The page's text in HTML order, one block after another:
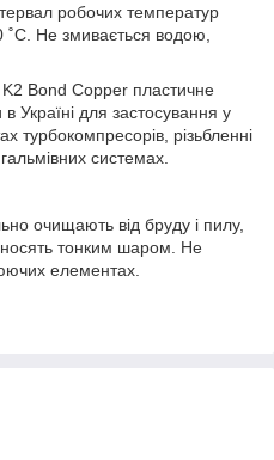
робочих температур
Не змивається водою,
K2 Bond Copper пластичне
Україні для застосування у
турбокомпресорів, різьбленні
системах.
очищають від бруду і пилу,
тонким шаром. Не
елементах.